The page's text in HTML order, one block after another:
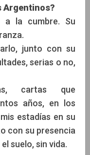
Argentinos?
a la cumbre. Su
junto con su
serias o no,
cartas que
años, en los
estadías en su
con su presencia
suelo, sin vida.